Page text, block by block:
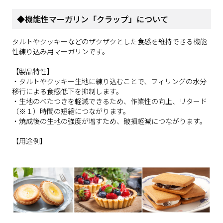
◆機能性マーガリン「クラップ」について
タルトやクッキーなどのザクザクとした食感を維持できる機能
性練り込み用マーガリンです。
【製品特性】
・タルトやクッキー生地に練り込むことで、フィリングの水分
移行による食感低下を抑制します。
・生地のべたつきを軽減できるため、作業性の向上、リタード
（※１）時間の短縮につながります。
・焼成後の生地の強度が増すため、破損軽減につながります。
【用途例】